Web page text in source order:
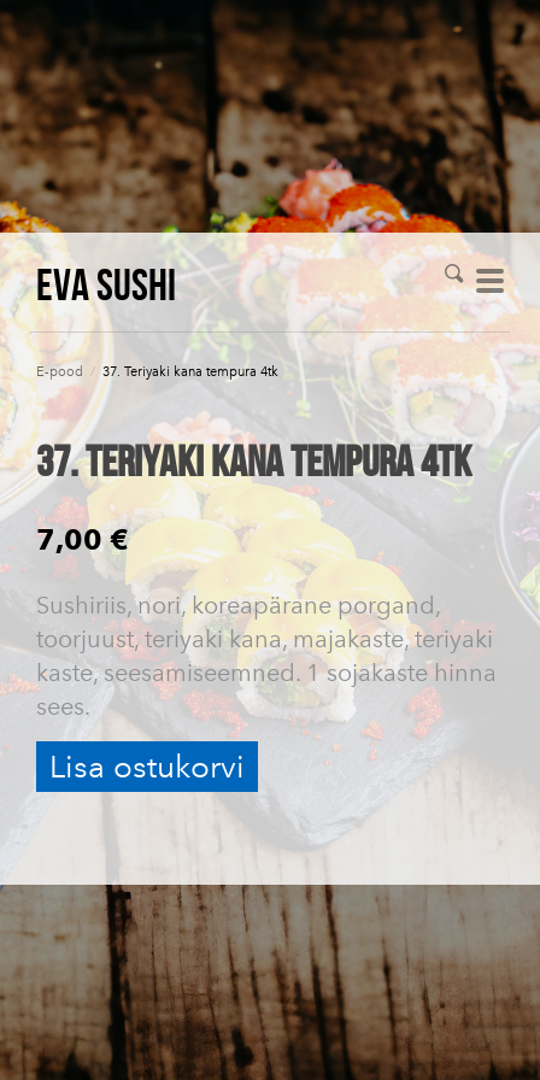
Eva Sushi
E-pood / 37. Teriyaki kana tempura 4tk
37. Teriyaki kana tempura 4tk
7,00 €
Sushiriis, nori, koreapärane porgand,
toorjuust, teriyaki kana, majakaste, teriyaki
kaste, seesamiseemned. 1 sojakaste hinna
sees.
Lisa ostukorvi